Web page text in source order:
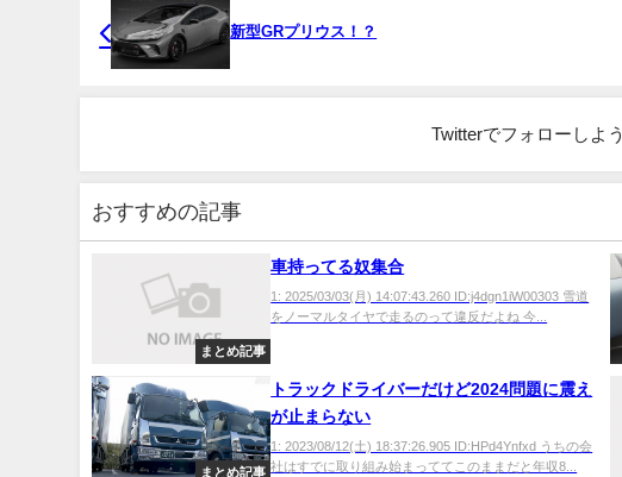
新型GRプリウス！？
Twitterでフォローしよう
おすすめの記事
まとめ記事
車持ってる奴集合
1: 2025/03/03(月) 14:07:43.260 ID:j4dgn1iW00303 雪道
をノーマルタイヤで走るのって違反だよね 今...
まとめ記事
トラックドライバーだけど2024問題に震え
が止まらない
1: 2023/08/12(土) 18:37:26.905 ID:HPd4Ynfxd うちの会
社はすでに取り組み始まっててこのままだと年収8...